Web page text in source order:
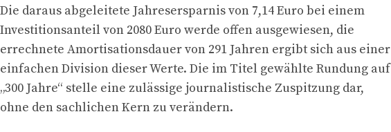
Die daraus abgeleitete Jahresersparnis von 7,14 Euro bei einem
Investitionsanteil von 2080 Euro werde offen ausgewiesen, die
errechnete Amortisationsdauer von 291 Jahren ergibt sich aus einer
einfachen Division dieser Werte. Die im Titel gewählte Rundung auf
„300 Jahre“ stelle eine zulässige journalistische Zuspitzung dar,
ohne den sachlichen Kern zu verändern.